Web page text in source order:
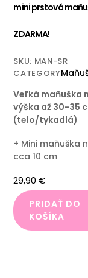
mini prstová
ZDARMA!
SKU: MAN-SR
CATEGORY
Veľká maňuška
výška až 30-35
(telo/tykadlá)
+ Mini maňuška
cca 10 cm
29,90€
PRIDAŤ DO
KOŠÍKA